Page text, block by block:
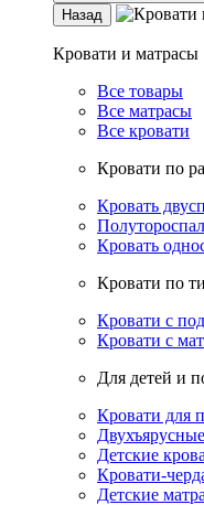
Назад
Кровати и матрасы
Все товары
Все матрасы
Все кровати
Кровати по
Кровать
Кровать
Кровати по
Кровати с
Кровати с
Для детей и
Кровати для
Детские
Кровати-
Детские